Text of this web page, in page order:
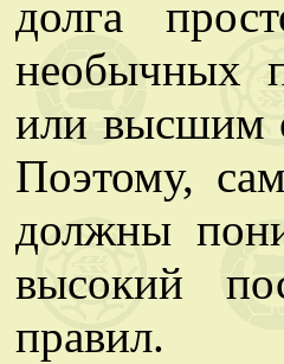
долга
необычных
или высшим
Поэтому,
должны
высокий
правил.